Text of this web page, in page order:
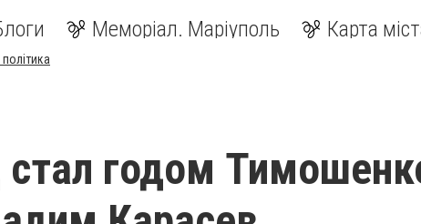
Меморіал. Маріуполь Карта
стал годом